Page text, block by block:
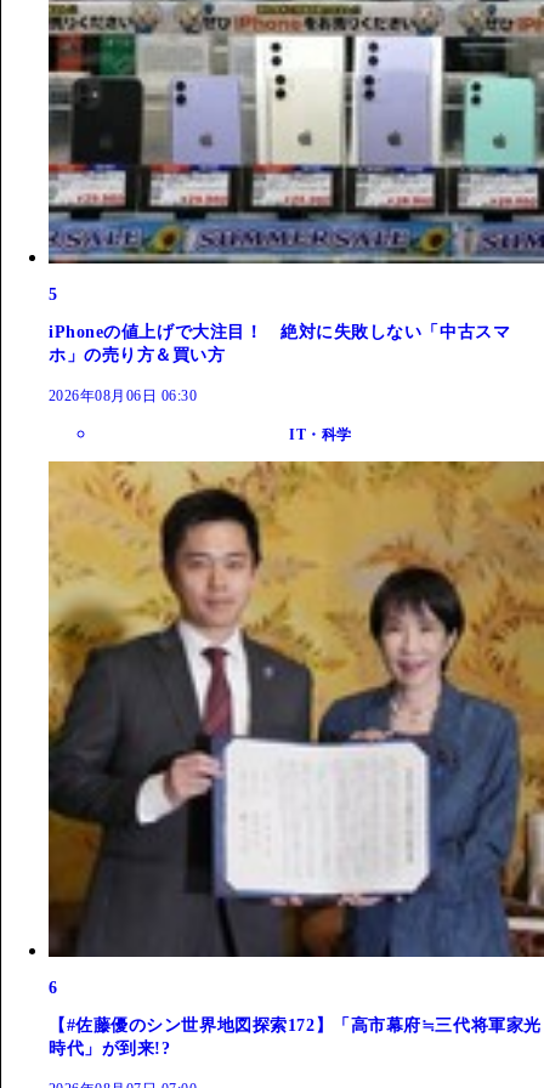
5
iPhoneの値上げで大注目！ 絶対に失敗しない「中古スマ
ホ」の売り方＆買い方
2026年08月06日 06:30
IT・科学
6
【#佐藤優のシン世界地図探索172】「高市幕府≒三代将軍家光
時代」が到来!?